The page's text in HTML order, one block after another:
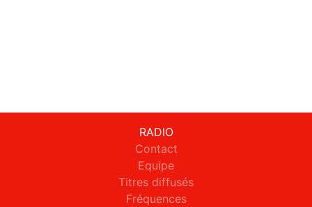
RADIO
Contact
Equipe
Titres diffusés
Fréquences